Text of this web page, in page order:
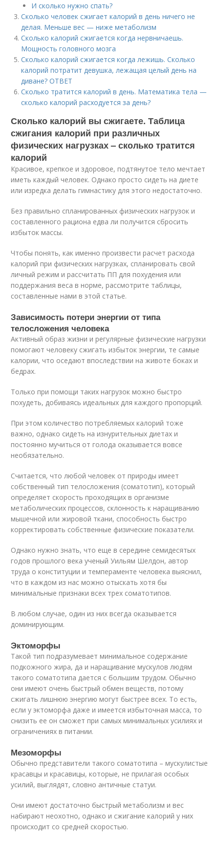
И сколько нужно спать?
Сколько человек сжигает калорий в день ничего не
делая. Меньше вес — ниже метаболизм
Сколько калорий сжигается когда нервничаешь.
Мощность головного мозга
Сколько калорий сжигается когда лежишь. Сколько
калорий потратит девушка, лежащая целый день на
диване? ОТВЕТ
Сколько тратится калорий в день. Математика тела —
сколько калорий расходуется за день?
Сколько калорий вы сжигаете. Таблица
сжигания калорий при различных
физических нагрузках – сколько тратится
калорий
Красивое, крепкое и здоровое, подтянутое тело мечтает
иметь каждый человек. Однако просто сидеть на диете
или изредка делать гимнастику для этого недостаточно.
Без правильно спланированных физических нагрузок и
составленного рациона едва ли получится сбросить
избыток массы.
Чтобы понять, как именно произвести расчет расхода
калорий при физических нагрузках, спланировать свой
личный режим и рассчитать ПП для похудения или
поддержания веса в норме, рассмотрите таблицы,
составленные нами в этой статье.
Зависимость потери энергии от типа
телосложения человека
Активный образ жизни и регулярные физические нагрузки
помогают человеку сжигать избыток энергии, те самые
калории, что оседают впоследствии на животе боках и
бедрах.
Только при помощи таких нагрузок можно быстро
похудеть, добиваясь идеальных для каждого пропорций.
При этом количество потребляемых калорий тоже
важно, однако сидеть на изнурительных диетах и
постоянно мучиться от голода оказывается вовсе
необязательно.
Считается, что любой человек от природы имеет
собственный тип телосложения (соматотип), который
определяет скорость проходящих в организме
метаболических процессов, склонность к наращиванию
мышечной или жировой ткани, способность быстро
корректировать собственные физические показатели.
Однако нужно знать, что еще в середине семидесятых
годов прошлого века ученый Уильям Шелдон, автор
труда о конституции и темпераменте человека выяснил,
что в каждом из нас можно отыскать хотя бы
минимальные признаки всех трех соматотипов.
В любом случае, один из них всегда оказывается
доминирующим.
Эктоморфы
Такой тип подразумевает минимальное содержание
подкожного жира, да и наращивание мускулов людям
такого соматотипа дается с большим трудом. Обычно
они имеют очень быстрый обмен веществ, потому
сжигать лишнюю энергию могут быстрее всех. То есть,
если у эктоморфа даже и имеется избыточная масса, то
снизить ее он сможет при самых минимальных усилиях и
ограничениях в питании.
Мезоморфы
Обычно представители такого соматотипа – мускулистые
красавцы и красавицы, которые, не прилагая особых
усилий, выглядят, словно античные статуи.
Они имеют достаточно быстрый метаболизм и вес
набирают неохотно, однако и сжигание калорий у них
происходит со средней скоростью.